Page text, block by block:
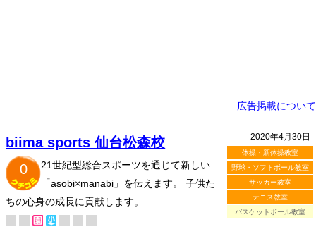
広告掲載について
2020年4月30日
体操・新体操教室
野球・ソフトボール教室
サッカー教室
テニス教室
バスケットボール教室
biima sports 仙台松森校
0
21世紀型総合スポーツを通じて新しい
「asobi×manabi」を伝えます。 子供た
ちの心身の成長に貢献します。